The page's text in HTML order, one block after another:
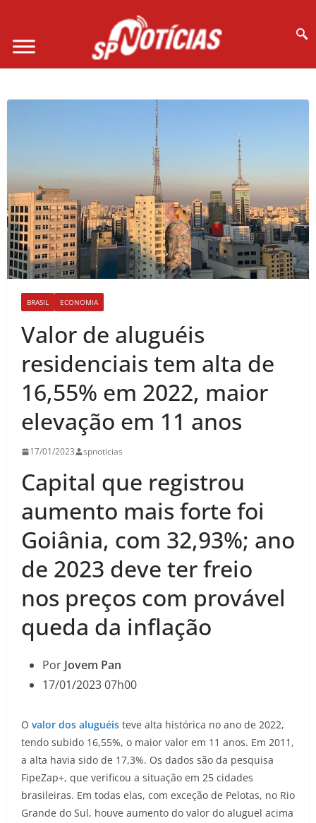
BRASIL ECONOMIA
Valor de aluguéis
residenciais tem alta de
16,55% em 2022, maior
elevação em 11 anos
17/01/2023 spnoticias
Capital que registrou
aumento mais forte foi
Goiânia, com 32,93%; ano
de 2023 deve ter freio
nos preços com provável
queda da inflação
Por Jovem Pan
17/01/2023 07h00
O valor dos aluguéis teve alta histórica no ano de 2022,
tendo subido 16,55%, o maior valor em 11 anos. Em 2011,
a alta havia sido de 17,3%. Os dados são da pesquisa
FipeZap+, que verificou a situação em 25 cidades
brasileiras. Em todas elas, com exceção de Pelotas, no Rio
Grande do Sul, houve aumento do valor do aluguel acima